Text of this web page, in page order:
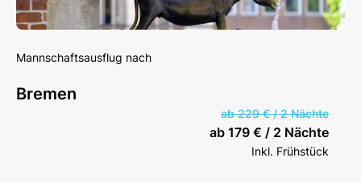
Mannschaftsausflug nach
Bremen
ab 229 € / 2 Nächte
ab 179 € / 2 Nächte
Inkl. Frühstück